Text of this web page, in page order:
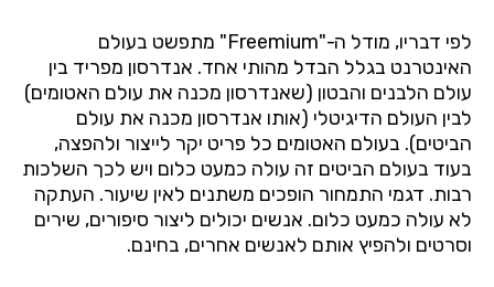
לפי דבריו, מודל ה-"Freemium" מתפשט בעולם
האינטרנט בגלל הבדל מהותי אחד. אנדרסון מפריד בין
עולם הלבנים והבטון (שאנדרסון מכנה את עולם האטומים)
לבין העולם הדיגיטלי (אותו אנדרסון מכנה את עולם
הביטים). בעולם האטומים כל פריט יקר לייצור ולהפצה,
בעוד בעולם הביטים זה עולה כמעט כלום ויש לכך השלכות
רבות. דגמי התמחור הופכים משתנים לאין שיעור. העתקה
לא עולה כמעט כלום. אנשים יכולים ליצור סיפורים, שירים
וסרטים ולהפיץ אותם לאנשים אחרים, בחינם.